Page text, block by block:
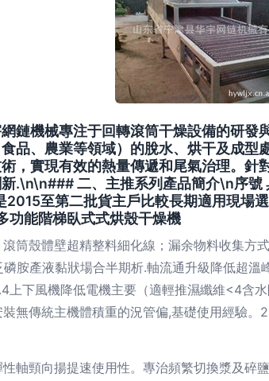
鏈機械專注于回轉滾筒干燥設備的研發
品、農業等領域）的脫水、烘干及成
，實現有效的熱量傳遞和尾氣治理。
.\n\n### 二、主推系列產品簡介\n序
至第二批貨主戶比較長期適用現場
功能階梯臥式式烘殼干燥機
筒殼體壁超精整料細化線；漏余物料收集
胺產液黏狀場合半期析.軸流通升級降低超
上下風機降低電機主要（適輕推濕纖維<4含
無傳統主機體積重的況管偏,基礎使用經驗。
軸頸向揚提速使用性。專治頻繁切換漿及碎